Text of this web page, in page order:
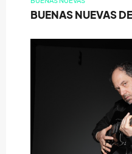
BUENAS NUEVAS